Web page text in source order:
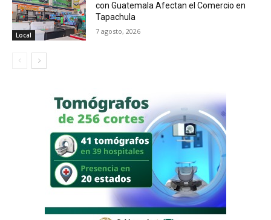
Local
con Guatemala Afectan el Comercio en
Tapachula
7 agosto, 2026